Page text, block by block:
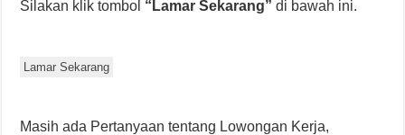
Silakan klik tombol “Lamar Sekarang” di bawah ini.
Lamar Sekarang
Masih ada Pertanyaan tentang Lowongan Kerja,